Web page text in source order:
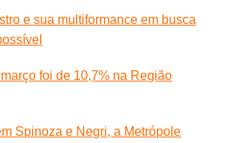
e sua multiformance em busca
foi de 10,7% na Região
Spinoza e Negri, a Metrópole